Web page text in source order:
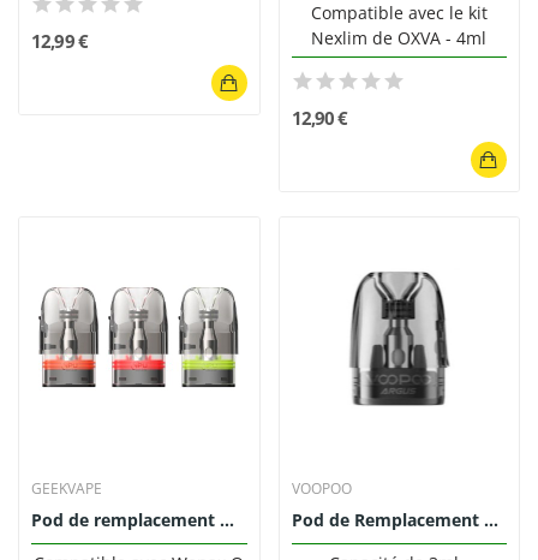
12,99 €
Compatible avec le kit
Nexlim de OXVA - 4ml
12,90 €
GEEKVAPE
Pod de remplacement Q 3ml (0.4/0.6/0.8) -...
VOOPOO
Pod de Remplacement Argus Top Fill 3ml VooPoo